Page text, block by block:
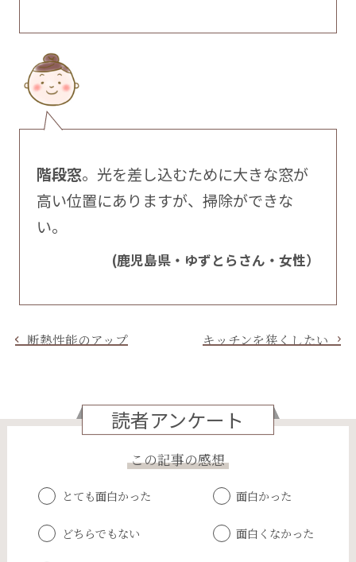
階段窓。光を差し込むために大きな窓が
高い位置にありますが、掃除ができな
い。
(鹿児島県・ゆずとらさん・女性）
断熱性能のアップ キッチンを狭くしたい
読者アンケート
この記事の感想
とても面白かった 面白かった
どちらでもない 面白くなかった